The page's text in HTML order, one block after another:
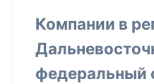
Компании в
федеральный